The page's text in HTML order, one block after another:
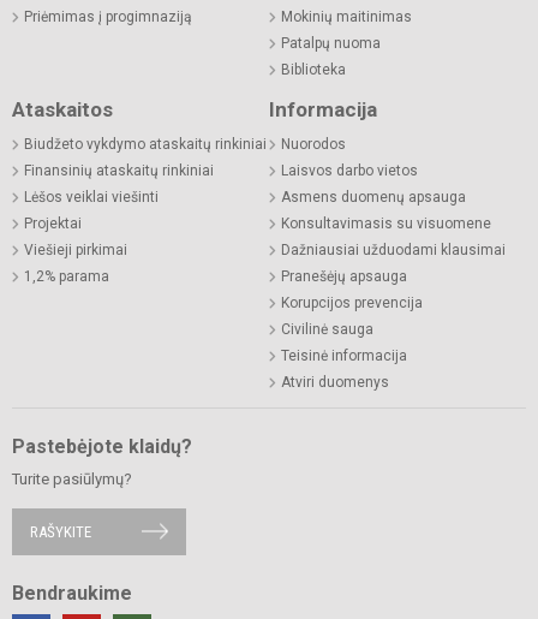
Priėmimas į progimnaziją
Mokinių maitinimas
Patalpų nuoma
Biblioteka
Ataskaitos
Biudžeto vykdymo ataskaitų rinkiniai
Finansinių ataskaitų rinkiniai
Lėšos veiklai viešinti
Projektai
Viešieji pirkimai
1,2% parama
Informacija
Nuorodos
Laisvos darbo vietos
Asmens duomenų apsauga
Konsultavimasis su visuomene
Dažniausiai užduodami klausimai
Pranešėjų apsauga
Korupcijos prevencija
Civilinė sauga
Teisinė informacija
Atviri duomenys
Pastebėjote klaidų?
Turite pasiūlymų?
RAŠYKITE
Bendraukime